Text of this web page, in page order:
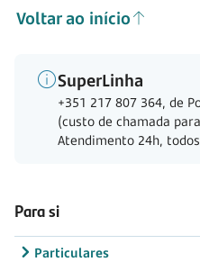
Voltar ao início
SuperLinha
+351 217 807 364, de
(custo de chamada
Atendimento 24h,
Para si
Particulares